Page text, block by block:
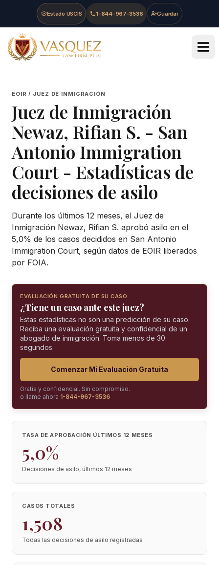
Skip to main content
Skip to navigation
Skip to footer
Estado USCIS 1-844-967-3536 Guardar
Vasquez Law Firm - Home
EOIR / JUEZ DE INMIGRACIÓN
Juez de Inmigración
Newaz, Rifian S. - San
Antonio Immigration
Court - Estadísticas de
decisiones de asilo
Durante los últimos 12 meses, el Juez de
Inmigración Newaz, Rifian S. aprobó asilo en el
5,0% de los casos decididos en San Antonio
Immigration Court, según datos de EOIR liberados
por FOIA.
EVALUACIÓN GRATUITA DE SU CASO
¿Tiene un caso ante este juez?
Estas estadísticas no son una predicción de su caso.
Reciba una evaluación gratuita y confidencial de un
abogado de inmigración. Toma menos de 30
segundos.
Comenzar Mi Evaluación Gratuita
Gratis y confidencial. Sin compromiso.
o llame ahora 1-844-967-3536
TASA DE APROBACIÓN ÚLTIMOS 12 MESES
5,0%
Decisiones de asilo, últimos 12 meses
CASOS TOTALES
1,508
Todas las decisiones de asilo registradas